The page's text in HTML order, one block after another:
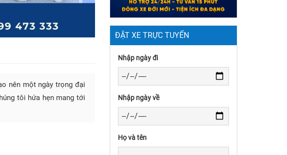
nên một ngày trọng đại
tôi hứa hẹn mang tới
ĐẶT XE TRỰC TUYẾN
Nhập ngày đi
Nhập ngày về
Họ và tên